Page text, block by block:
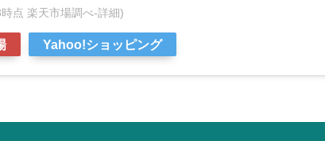
点 楽天市場調べ-詳細)
Yahoo!ショッピング